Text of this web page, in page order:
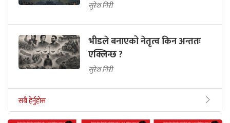
सुरेश गिरी
भीडले बनाएको नेतृत्व किन अन्ततः
एक्लिन्छ ?
सुरेश गिरी
सबै हेर्नुहोस